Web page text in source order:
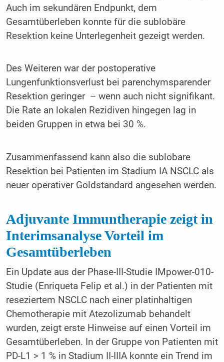
Auch im sekundären Endpunkt, dem
Gesamtüberleben konnte für die sublobäre
Resektion keine Unterlegenheit gezeigt werden.
Des Weiteren war der postoperative
Lungenfunktionsverlust bei parenchymsparender
Resektion geringer – wenn auch nicht signifikant.
Die Rate an lokalen Rezidiven hingegen lag in
beiden Gruppen in etwa bei 30 %.
Zusammenfassend kann also die sublobare
Resektion bei Patienten im Stadium IA NSCLC als
neuer operativer Goldstandard angesehen werden.
Adjuvante Immuntherapie zeigt in
Interimsanalyse Vorteil im
Gesamtüberleben
Ein Update aus der Phase-III-Studie IMpower-010-
Studie (Enriqueta Felip et al.) in der Patienten mit
reseziertem NSCLC nach einer platinhaltigen
Chemotherapie mit Atezolizumab behandelt
wurden, zeigt erste Hinweise auf einen Vorteil im
Gesamtüberleben. In der Gruppe von Patienten mit
PD-L1 > 1 % in Stadium II-IIIA konnte ein Trend im